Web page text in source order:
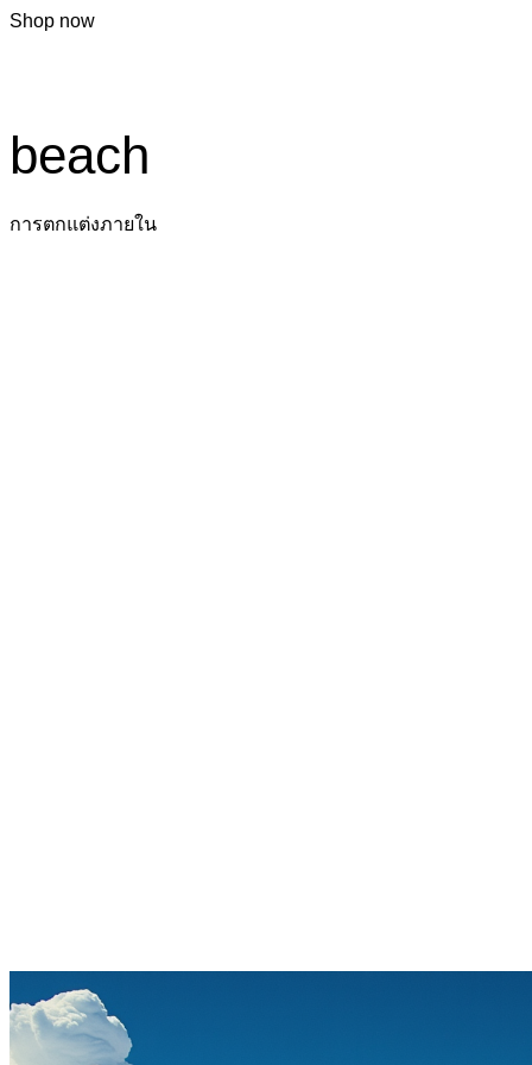
Shop now
beach
การตกแต่งภายใน